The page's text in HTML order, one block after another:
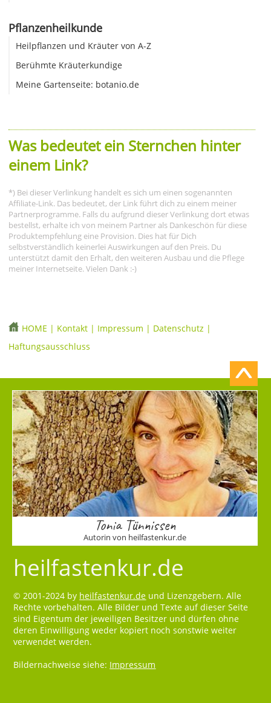
Pflanzenheilkunde
Heilpflanzen und Kräuter von A-Z
Berühmte Kräuterkundige
Meine Gartenseite: botanio.de
Was bedeutet ein Sternchen hinter
einem Link?
*) Bei dieser Verlinkung handelt es sich um einen sogenannten
Affiliate-Link. Das bedeutet, der Link führt dich zu einem meiner
Partnerprogramme. Falls du aufgrund dieser Verlinkung dort etwas
bestellst, erhalte ich von meinem Partner als Dankeschön für diese
Produktempfehlung eine Provision. Dies hat für Dich
selbstverständlich keinerlei Auswirkungen auf den Preis. Du
unterstützt damit den Erhalt, den weiteren Ausbau und die Pflege
meiner Internetseite. Vielen Dank :-)
HOME | Kontakt | Impressum | Datenschutz |
Haftungsausschluss
Tonia Tünnissen
Autorin von heilfastenkur.de
heilfastenkur.de
© 2001-2024 by heilfastenkur.de und Lizenzgebern. Alle
Rechte vorbehalten. Alle Bilder und Texte auf dieser Seite
sind Eigentum der jeweiligen Besitzer und dürfen ohne
deren Einwilligung weder kopiert noch sonstwie weiter
verwendet werden.
Bildernachweise siehe: Impressum